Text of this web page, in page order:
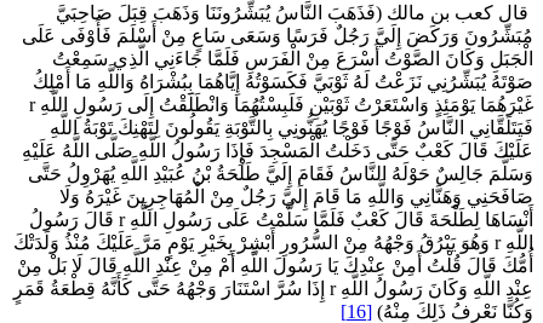
كعب بن مالك (فَذَهَبَ النَّاسُ يُبَشِّرُونَنَا وَذَهَبَ قِبَلَ صَاحِبَيَّ
وَرَكَضَ إِلَيَّ رَجُلٌ فَرَسًا وَسَعَى سَاعٍ مِنْ أَسْلَمَ فَأَوْفَى عَلَى
وَكَانَ الصَّوْتُ أَسْرَعَ مِنْ الْفَرَسِ فَلَمَّا جَاءَنِي الَّذِي سَمِعْتُ
يُبَشِّرُنِي نَزَعْتُ لَهُ ثَوْبَيَّ فَكَسَوْتُهُ إِيَّاهُمَا بِبُشْرَاهُ وَاللَّهِ مَا أَمْلِكُ
غَيْرَهُمَا يَوْمَئِذٍ وَاسْتَعَرْتُ ثَوْبَيْنِ فَلَبِسْتُهُمَا وَانْطَلَقْتُ إِلَى رَسُولِ اللَّهِ r
النَّاسُ فَوْجًا فَوْجًا يُهَنُّونِي بِالتَّوْبَةِ يَقُولُونَ لِتَهْنِكَ تَوْبَةُ اللَّهِ
قَالَ كَعْبٌ حَتَّى دَخَلْتُ الْمَسْجِدَ فَإِذَا رَسُولُ اللَّهِ صَلَّى اللَّهُ عَلَيْهِ
جَالِسٌ حَوْلَهُ النَّاسُ فَقَامَ إِلَيَّ طَلْحَةُ بْنُ عُبَيْدِ اللَّهِ يُهَرْوِلُ حَتَّى
وَهَنَّانِي وَاللَّهِ مَا قَامَ إِلَيَّ رَجُلٌ مِنْ الْمُهَاجِرِينَ غَيْرَهُ وَلَا
أَنْسَاهَا لِطَلْحَةَ قَالَ كَعْبٌ فَلَمَّا سَلَّمْتُ عَلَى رَسُولِ اللَّهِ r قَالَ رَسُولُ
اللَّهِ r وَهُوَ يَبْرُقُ وَجْهُهُ مِنْ السُّرُورِ أَبْشِرْ بِخَيْرِ يَوْمٍ مَرَّ عَلَيْكَ مُنْذُ وَلَدَتْكَ
قَالَ قُلْتُ أَمِنْ عِنْدِكَ يَا رَسُولَ اللَّهِ أَمْ مِنْ عِنْدِ اللَّهِ قَالَ لَا بَلْ مِنْ
عِنْدِ اللَّهِ وَكَانَ رَسُولُ اللَّهِ r إِذَا سُرَّ اسْتَنَارَ وَجْهُهُ حَتَّى كَأَنَّهُ قِطْعَةُ قَمَرٍ
نَعْرِفُ ذَلِكَ مِنْهُ)[16]